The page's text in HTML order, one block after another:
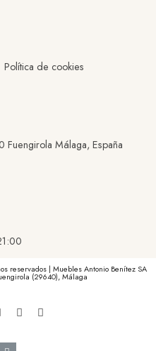
Política de cookies
Málaga, España
reservados | Muebles Antonio Benítez SA
(29640), Málaga